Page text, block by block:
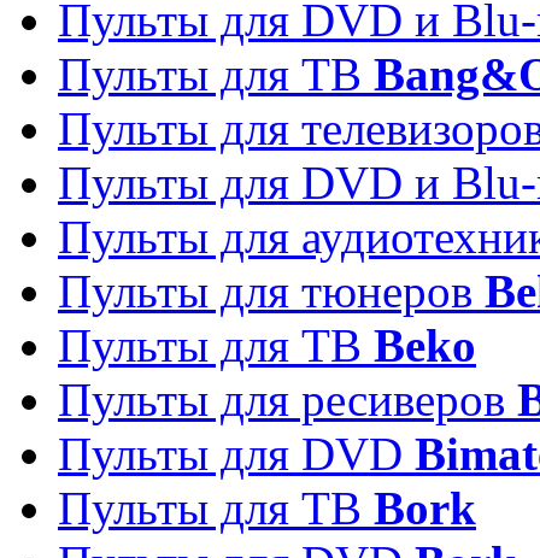
Пульты для DVD и
Пульты для ТВ
Пульты для
Пульты для DVD и
Пульты для
Пульты для тюнеров
Пульты для ТВ Beko
Пульты для ресиверов
Пульты для DVD
Пульты для ТВ Bork